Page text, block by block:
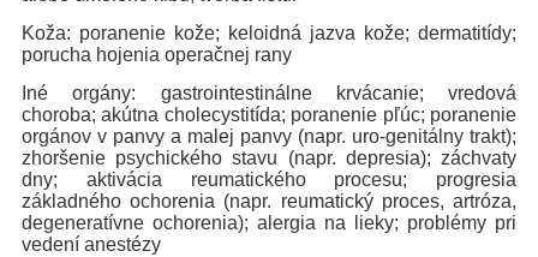
Koža: poranenie kože; keloidná jazva kože; dermatitídy;
porucha hojenia operačnej rany
Iné orgány: gastrointestinálne krvácanie; vredová
choroba; akútna cholecystitída; poranenie pľúc; poranenie
orgánov v panvy a malej panvy (napr. uro-genitálny trakt);
zhoršenie psychického stavu (napr. depresia); záchvaty
dny; aktivácia reumatického procesu; progresia
základného ochorenia (napr. reumatický proces, artróza,
degeneratívne ochorenia); alergia na lieky; problémy pri
vedení anestézy